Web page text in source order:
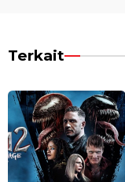
Terkait